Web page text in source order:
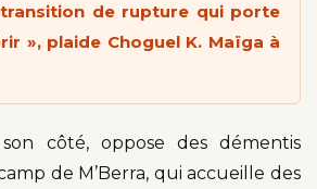
transition de rupture qui porte
», plaide Choguel K. Maïga à
côté, oppose des démentis
de M’Berra, qui accueille des